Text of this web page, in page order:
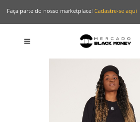
Faça parte do nosso marketplace! Cadastre-se aqui